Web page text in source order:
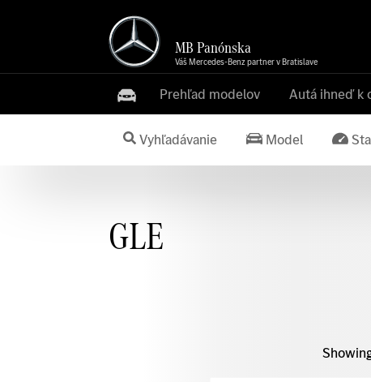
MB Panónska
Váš Mercedes-Benz partner v Bratislave
Prehľad modelov Autá ihneď k
Vyhľadávanie Model
GLE